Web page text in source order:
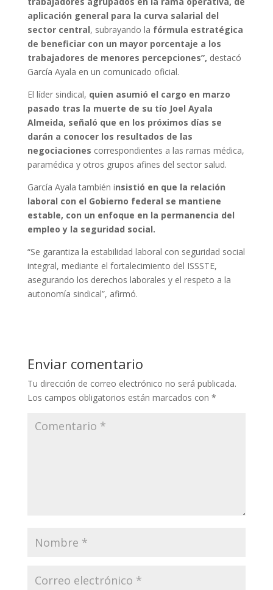
aplicación general para la curva salarial del
sector central, subrayando la fórmula estratégica
de beneficiar con un mayor porcentaje a los
trabajadores de menores percepciones”, destacó
García Ayala en un comunicado oficial.
El líder sindical, quien asumió el cargo en marzo
pasado tras la muerte de su tío Joel Ayala
Almeida, señaló que en los próximos días se
darán a conocer los resultados de las
negociaciones correspondientes a las ramas médica,
paramédica y otros grupos afines del sector salud.
García Ayala también insistió en que la relación
laboral con el Gobierno federal se mantiene
estable, con un enfoque en la permanencia del
empleo y la seguridad social.
“Se garantiza la estabilidad laboral con seguridad social
integral, mediante el fortalecimiento del ISSSTE,
asegurando los derechos laborales y el respeto a la
autonomía sindical”, afirmó.
Enviar comentario
Tu dirección de correo electrónico no será publicada.
Los campos obligatorios están marcados con *